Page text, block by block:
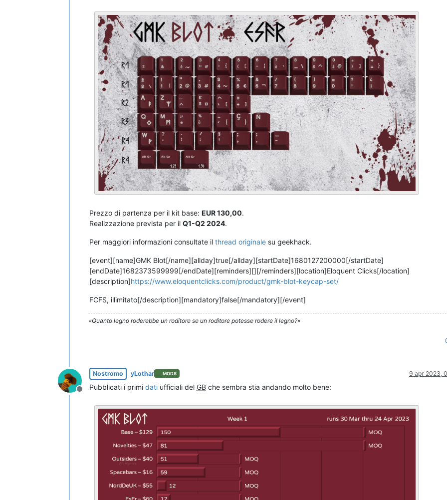
Prezzo di partenza per il kit base: EUR 130,00.
Realizzazione prevista per il Q1-Q2 2024.
Per maggiori informazioni consultate il thread originale su geekhack.
[event][name]GMK Blot[/name][allday]true[/allday][startDate]1680127200000[/startDate]
[endDate]1682373599999[/endDate][reminders][][/reminders][location]Eloquent Clicks[/location]
[description]https://www.eloquentclicks.com/product/gmk-blot-keycap-set/
FCFS, illimitato[/description][mandatory]false[/mandatory][/event]
«Quanto legno roderebbe un roditore se un roditore potesse rodere il legno?»
Non in linea
Nostromo yLothar MODS 9 apr 2023,
Pubblicati i primi dati ufficiali del GB che sembra stia andando molto bene: